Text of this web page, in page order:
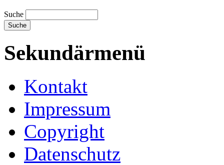
Suche
Sekundärmenü
Kontakt
Impressum
Copyright
Datenschutz